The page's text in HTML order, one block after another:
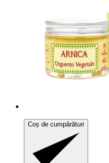
Coș de cumpărături